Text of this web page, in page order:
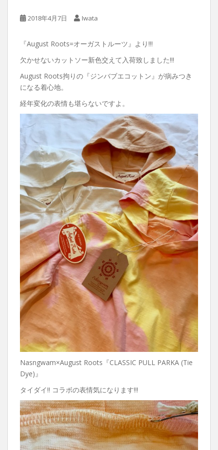
2018年4月7日 Iwata
『August Roots=オーガストルーツ』より!!!
欠かせないカットソー新色交えて入荷致しました!!!
August Roots拘りの『ジンバブエコットン』が病みつき
になる着心地。
経年変化の表情も堪らないですよ。
Nasngwam×August Roots『CLASSIC PULL PARKA (Tie
Dye)』
タイダイ!! コラボの表情気になります!!!